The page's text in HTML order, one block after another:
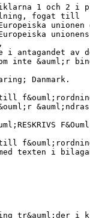
1 och 2 i
fogat till
unionen
unionens
i antagandet av
inte &auml;r
Danmark.
texten i
tr&auml;der i